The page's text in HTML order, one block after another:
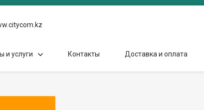
и услуги Контакты Доставка и оплата